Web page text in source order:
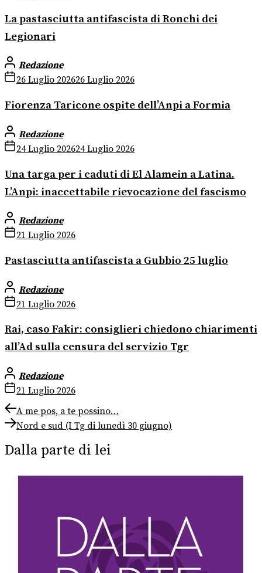
La pastasciutta antifascista di Ronchi dei
Legionari
Redazione
26 Luglio 202626 Luglio 2026
Fiorenza Taricone ospite dell’Anpi a Formia
Redazione
24 Luglio 202624 Luglio 2026
Una targa per i caduti di El Alamein a Latina.
L’Anpi: inaccettabile rievocazione del fascismo
Redazione
21 Luglio 2026
Pastasciutta antifascista a Gubbio 25 luglio
Redazione
21 Luglio 2026
Rai, caso Fakir: consiglieri chiedono chiarimenti
all’Ad sulla censura del servizio Tgr
Redazione
21 Luglio 2026
Navigazione
articoli
Previous
post:
A me pos, a te possino…
Next
Nord e sud (I Tg di lunedì 30 giugno)
Dalla parte di lei